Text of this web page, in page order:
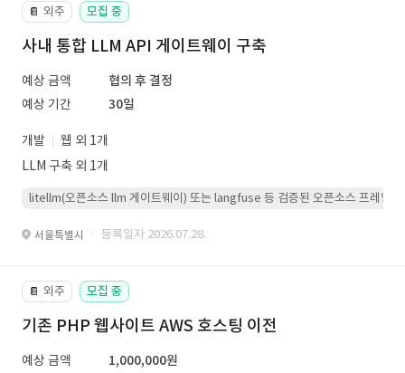
📔 외주 모집 중
사내 통합 LLM API 게이트웨이 구축
예상 금액
협의 후 결정
예상 기간
30일
개발
웹 외 1개
LLM 구축 외 1개
litellm(오픈소스 llm 게이트웨이) 또는 langfuse 등 검증된 오픈소스 프레임워
서울특별시 · 등록일자 2026.07.28.
📔 외주 모집 중
기존 PHP 웹사이트 AWS 호스팅 이전
예상 금액
1,000,000원